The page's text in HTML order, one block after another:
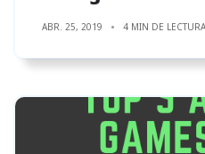
ABR. 25, 2019 4 MIN DE LECTURA